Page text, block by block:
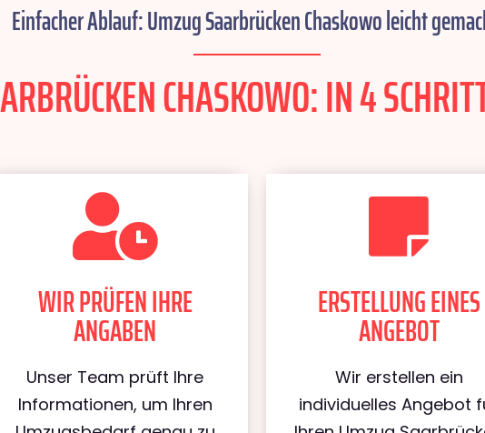
Einfacher Ablauf: Umzug Saarbrücken Chaskowo leicht
CHASKOWO: IN 4
WIR PRÜFEN IHRE
ANGABEN
Unser Team prüft Ihre
Informationen, um Ihren
ERSTELLUNG EINES
ANGEBOT
Wir erstellen ein
individuelles Angebot